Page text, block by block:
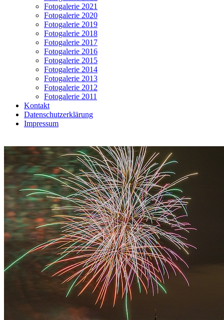
Fotogalerie 2021
Fotogalerie 2020
Fotogalerie 2019
Fotogalerie 2018
Fotogalerie 2017
Fotogalerie 2016
Fotogalerie 2015
Fotogalerie 2014
Fotogalerie 2013
Fotogalerie 2012
Fotogalerie 2011
Kontakt
Datenschutzerklärung
Impressum